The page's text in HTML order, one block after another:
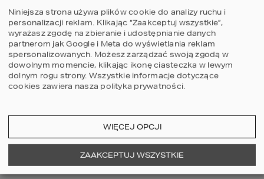
ALDONA
@Iza my wstawiliśmy małą
zamrażarkę - idealna na
mrożenie warzyw i zapas
lodów na lato :) standardowo
w spiżarce trzymamy słoiki,
kasze, makarony i wielkie gary
Musisz być zalogowanyaby dodawać
Niniejsza strona używa plików cookie do analizy ruchu i
personalizacji reklam. Klikając “Zaakceptuj wszystkie”,
wyrażasz zgodę na zbieranie i udostępnianie danych
partnerom jak Google i Meta do wyświetlania reklam
spersonalizowanych. Możesz zarządzać swoją zgodą w
dowolnym momencie, klikając ikonę ciasteczka w lewym
dolnym rogu strony. Wszystkie informacje dotyczące
cookies zawiera nasza polityka prywatności.
WIĘCEJ OPCJI
ZAAKCEPTUJ WSZYSTKIE